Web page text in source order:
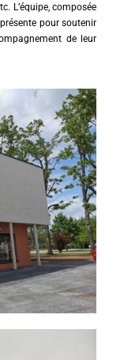
L’équipe, composée
pour soutenir
de leur